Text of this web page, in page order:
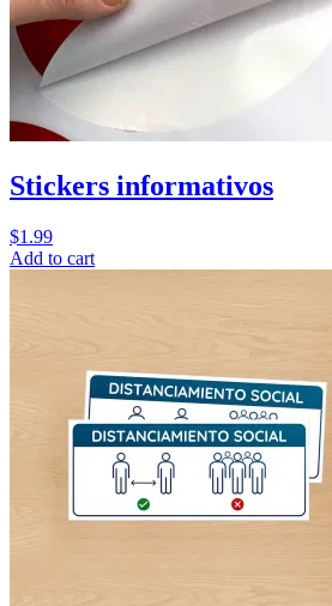
Stickers informativos
$1.99
Add to cart